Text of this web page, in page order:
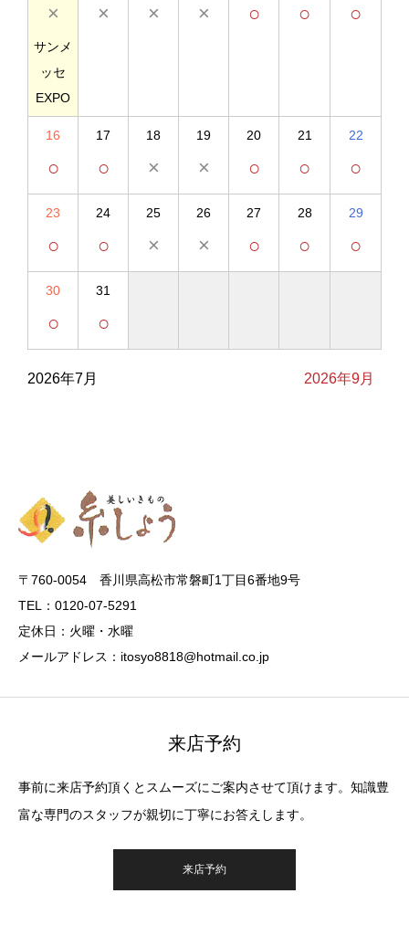
×
サンメ
ッセ
EXPO
× × × ○ ○ ○
16
○
17
○
18
×
19
×
20
○
21
○
22
○
23
○
24
○
25
×
26
×
27
○
28
○
29
○
30
○
31
○
2026年7月 2026年9月
〒760-0054 香川県高松市常磐町1丁目6番地9号
TEL：0120-07-5291
定休日：火曜・水曜
メールアドレス：itosyo8818@hotmail.co.jp
来店予約
事前に来店予約頂くとスムーズにご案内させて頂けます。知識豊
富な専門のスタッフが親切に丁寧にお答えします。
来店予約